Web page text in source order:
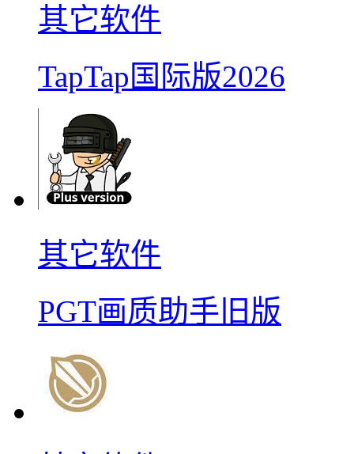
其它软件
TapTap国际版2026
其它软件
PGT画质助手旧版